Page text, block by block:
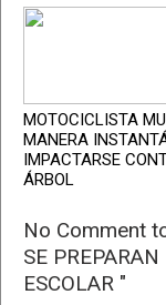
MOTOCICLISTA
MANERA
IMPACTARSE
ÁRBOL
No Comment
SE
ESCOLAR "